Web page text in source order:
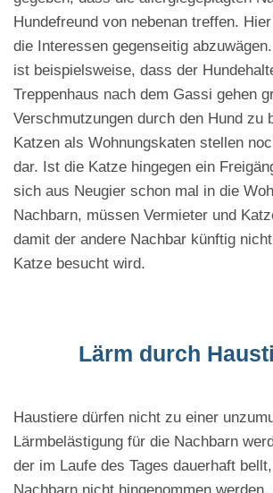
Hundefreund von nebenan treffen.
die Interessen gegenseitig
ist beispielsweise, dass der
Treppenhaus nach dem Gassi gehen
Verschmutzungen durch den Hund zu
Katzen als Wohnungskaten stellen
dar. Ist die Katze hingegen ein
sich aus Neugier schon mal in die
Nachbarn, müssen Vermieter und
damit der andere Nachbar künftig
Katze besucht wird.
Lärm durch
Haustiere dürfen nicht zu einer
Lärmbelästigung für die Nachbarn
der im Laufe des Tages dauerhaft